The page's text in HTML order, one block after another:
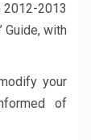
2012-2013
Guide, with
your
of